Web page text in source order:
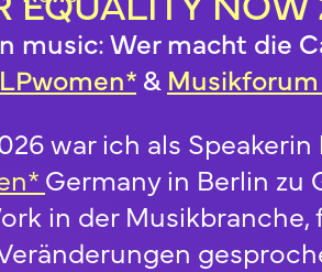
music: Wer macht die
& Musikforum
war ich als
Germany in Berlin zu
in der